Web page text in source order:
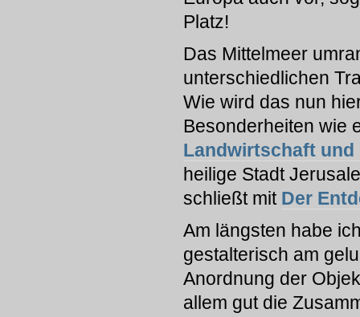
Platz!
Das Mittelmeer
unterschiedlichen
Wie wird das nun
Besonderheiten wie
Landwirtschaft und
heilige Stadt
schließt mit Der
Am längsten habe
gestalterisch am
Anordnung der
allem gut die